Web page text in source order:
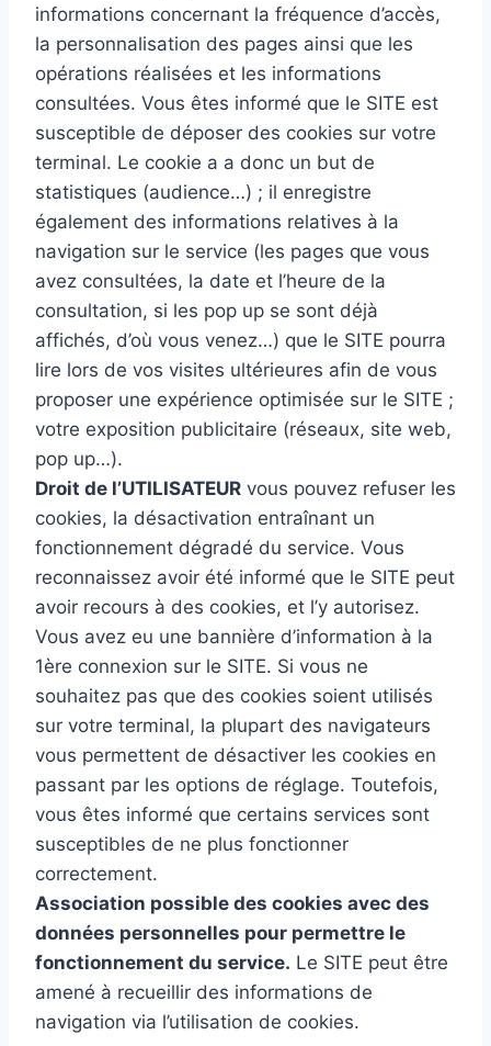
informations concernant la fréquence d’accès,
la personnalisation des pages ainsi que les
opérations réalisées et les informations
consultées. Vous êtes informé que le SITE est
susceptible de déposer des cookies sur votre
terminal. Le cookie a a donc un but de
statistiques (audience…) ; il enregistre
également des informations relatives à la
navigation sur le service (les pages que vous
avez consultées, la date et l’heure de la
consultation, si les pop up se sont déjà
affichés, d’où vous venez…) que le SITE pourra
lire lors de vos visites ultérieures afin de vous
proposer une expérience optimisée sur le SITE ;
votre exposition publicitaire (réseaux, site web,
pop up…).
Droit de l’UTILISATEUR vous pouvez refuser les
cookies, la désactivation entraînant un
fonctionnement dégradé du service. Vous
reconnaissez avoir été informé que le SITE peut
avoir recours à des cookies, et l’y autorisez.
Vous avez eu une bannière d’information à la
1ère connexion sur le SITE. Si vous ne
souhaitez pas que des cookies soient utilisés
sur votre terminal, la plupart des navigateurs
vous permettent de désactiver les cookies en
passant par les options de réglage. Toutefois,
vous êtes informé que certains services sont
susceptibles de ne plus fonctionner
correctement.
Association possible des cookies avec des
données personnelles pour permettre le
fonctionnement du service. Le SITE peut être
amené à recueillir des informations de
navigation via l’utilisation de cookies.